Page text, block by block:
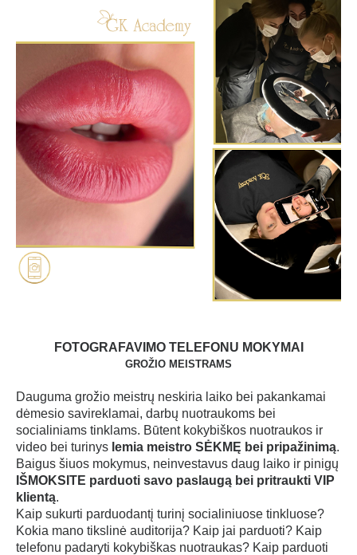
COURSES
Small TATTOO
Eyelash lamination
CLASSIC - eyelash extensions for begginers
VOLUME (2-14D) MasterClass
Eyelash extensions and lamination TRAINER
Eyebrows MasterClass design, architecture and lamination
Permanent makeup (eyebrows)
Permanent makeup (eyeliner and lips)
Permanent makeup (eyebrows, lips, eyeliner)
Permanent makeup (removal, bleaching)
SCALP dermopigmentation
SCARS dermopigmentation
3D AREOLA dermopigmentation
COURSE DATES
GALLERY
FOTOGRAFAVIMO TELEFONU MOKYMAI
GROŽIO MEISTRAMS
Dauguma grožio meistrų neskiria laiko bei pakankamai
dėmesio savireklamai, darbų nuotraukoms bei
socialiniams tinklams. Būtent kokybiškos nuotraukos ir
video bei turinys lemia meistro SĖKMĘ bei pripažinimą.
Baigus šiuos mokymus, neinvestavus daug laiko ir pinigų
IŠMOKSITE parduoti savo paslaugą bei pritraukti VIP
klientą.
Kaip sukurti parduodantį turinį socialiniuose tinkluose?
Kokia mano tikslinė auditorija? Kaip jai parduoti? Kaip
telefonu padaryti kokybiškas nuotraukas? Kaip parduoti